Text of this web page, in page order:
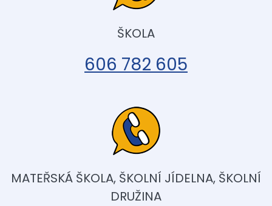
ŠKOLA
606 782 605
MATEŘSKÁ ŠKOLA, ŠKOLNÍ JÍDELNA, ŠKOLNÍ
DRUŽINA